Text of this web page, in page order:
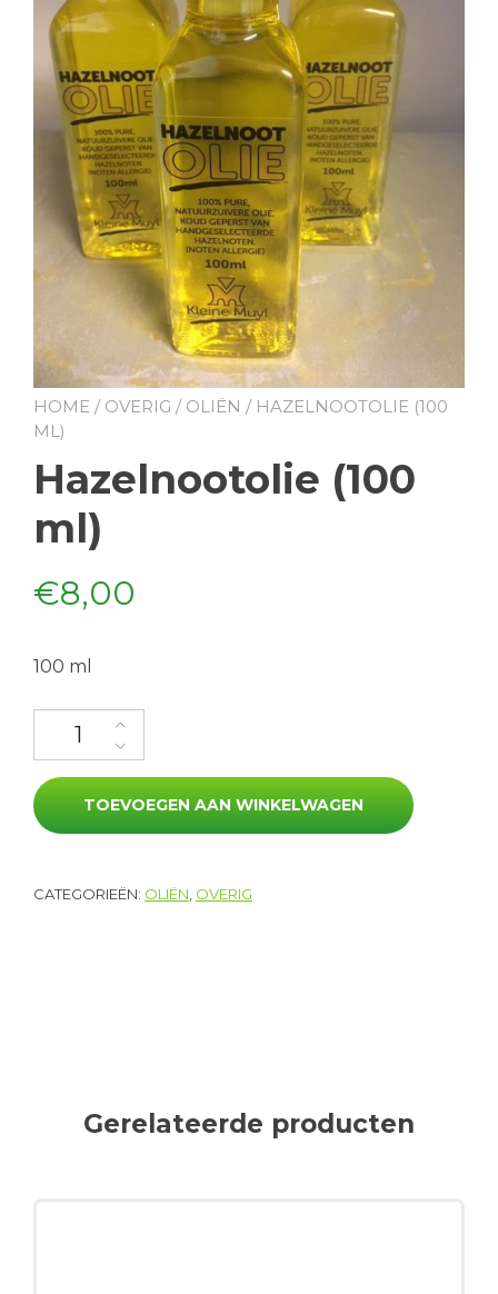
HOME / OVERIG / OLIËN / HAZELNOOTOLIE (100
ML)
Hazelnootolie (100
ml)
€8,00
100 ml
Hazelnootolie (100 ml) aantal
TOEVOEGEN AAN WINKELWAGEN
CATEGORIEËN: OLIËN, OVERIG
Gerelateerde producten